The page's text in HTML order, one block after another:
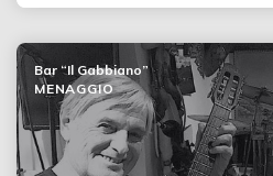
Bar “Il Gabbiano”
MENAGGIO